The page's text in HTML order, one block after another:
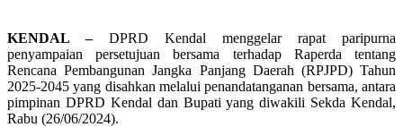
KENDAL –DPRD Kendal menggelar rapat paripurna
penyampaian persetujuan bersama terhadap Raperda tentang
Rencana Pembangunan Jangka Panjang Daerah (RPJPD) Tahun
2025-2045 yang disahkan melalui penandatanganan bersama, antara
pimpinan DPRD Kendal dan Bupati yang diwakili Sekda Kendal,
Rabu (26/06/2024).